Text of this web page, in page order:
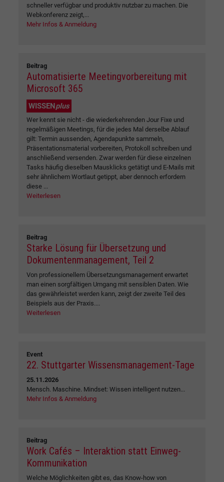
schneller verfügbar und produktiv nutzbar zu machen. Die
Webkonferenz zeigt,...
Mehr Infos & Anmeldung
Beitrag
Automatisierte Meetingvorbereitung mit
Microsoft 365
WISSENplus
Wer kennt sie nicht - die wiederkehrenden Jour Fixe und
regelmäßigen Meetings, für die jedes Mal derselbe Ablauf
gilt: Termin aussenden, Agendapunkte sammeln,
Präsentationsmaterial vorbereiten, Protokoll schreiben und
anschließend versenden. Zwar werden für diese einzelnen
Tasks häufig dieselben Mausklicks getätigt und E-Mails mit
sehr ähnlichem Wortlaut getippt, aber dennoch erfordern
diese ...
Weiterlesen
Beitrag
Starke Lösung für Übersetzung und
Dokumentenmanagement, Teil 2
Von professionellem Übersetzungsmanagement erwartet
man einen sorgfältigen Umgang mit sensiblen Daten. Wie
das gewährleistet werden kann, zeigt der zweite Teil des
Beispiels aus der Praxis....
Weiterlesen
Event
22. Stuttgarter Wissensmanagement-Tage
25.11.2026
Mensch. Maschine. Mindset: Wissen intelligent nutzen...
Mehr Infos & Anmeldung
Beitrag
Work Cafés – Interaktion statt Einweg-
Kommunikation
Welche Möglichkeiten gibt es, das Know-how von